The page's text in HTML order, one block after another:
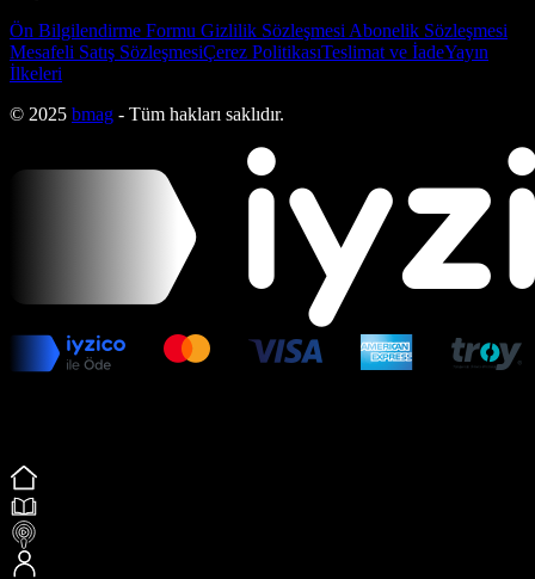
Ön Bilgilendirme Formu Gizlilik Sözleşmesi Abonelik Sözleşmesi
Mesafeli Satış SözleşmesiÇerez PolitikasıTeslimat ve İadeYayın
İlkeleri
© 2025 bmag - Tüm hakları saklıdır.